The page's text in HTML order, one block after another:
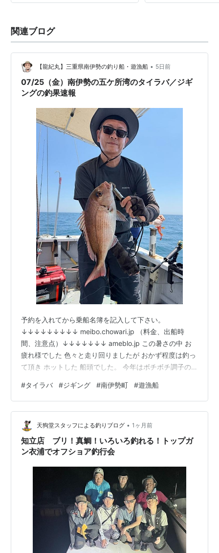
関連ブログ
【龍紀丸】三重県南伊勢の釣り船・遊漁船 • 5日前
07/25（金）南伊勢の五ケ所湾のタイラバ／ジギ
ングの釣果速報
予約を入れてから乗船名簿を記入して下さい。
↓↓↓↓↓↓↓↓↓ meibo.chowari.jp （料金、出船時
間、注意点）↓↓↓↓↓↓↓ ameblo.jp この暑さの中 お
疲れ様でした 色々と走り回りましたが おかず程度は釣っ
て頂き ホットした 船頭でした。 今年はボチボチ調子の
キング参加中釣り ランキング参加中【公式】2023年開設
ブログ ランキング参加中釣り船・遊漁船
#タイラバ #ジギング #南伊勢町 #遊漁船
天狗堂スタッフによる釣りブログ • 1ヶ月前
知立店 ブリ！真鯛！いろいろ釣れる！トップガ
ン衣浦でオフショア釣行会